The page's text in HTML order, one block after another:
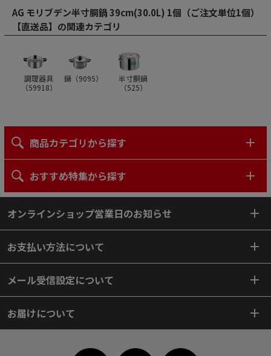
AG モリブデン半寸胴鍋 39cm(30.0L) 1個（ご注文単位1個）
【直送品】の関連カテゴリ
調理器具
（59918）
鍋（9095）
半寸胴鍋
（525）
商品カテゴリから探す
おすすめ特集から探す
オンラインショップ営業日のお知らせ
お支払い方法について
メール受信設定について
お届けについて